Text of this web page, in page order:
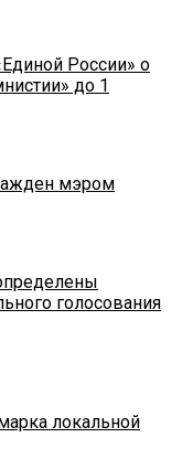
России» о
до 1
мэром
голосования
локальной